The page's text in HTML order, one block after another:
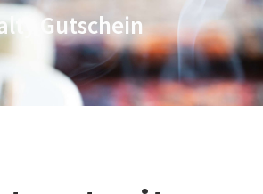
Gutschein